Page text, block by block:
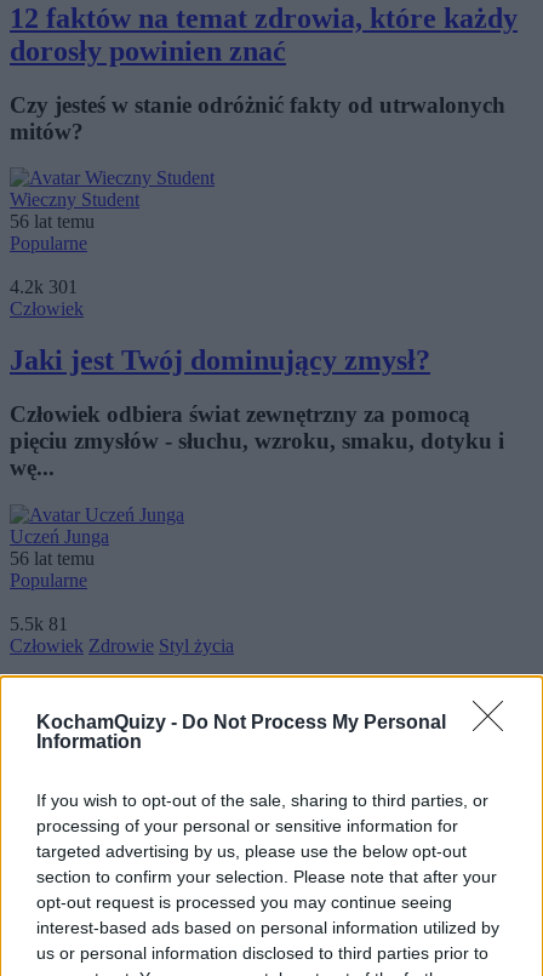
KochamQuizy - Do Not Process My Personal
Information
If you wish to opt-out of the sale, sharing to third parties, or
processing of your personal or sensitive information for
targeted advertising by us, please use the below opt-out
section to confirm your selection. Please note that after your
opt-out request is processed you may continue seeing
interest-based ads based on personal information utilized by
us or personal information disclosed to third parties prior to
12 faktów na temat zdrowia, które każdy
dorosły powinien znać
Czy jesteś w stanie odróżnić fakty od utrwalonych
mitów?
Wieczny Student
56 lat temu
Popularne
4.2k 301
Człowiek
Jaki jest Twój dominujący zmysł?
Człowiek odbiera świat zewnętrzny za pomocą
pięciu zmysłów - słuchu, wzroku, smaku, dotyku i
wę...
Uczeń Junga
56 lat temu
Popularne
5.5k 81
Człowiek Zdrowie Styl życia
Istnieje teoria, że grupa krwi, z którą się urodziliśmy,
Zaczytana w filmach
56 lat temu
Popularne
3.2k 104
Człowiek Podświadomość Kobiecym okiem